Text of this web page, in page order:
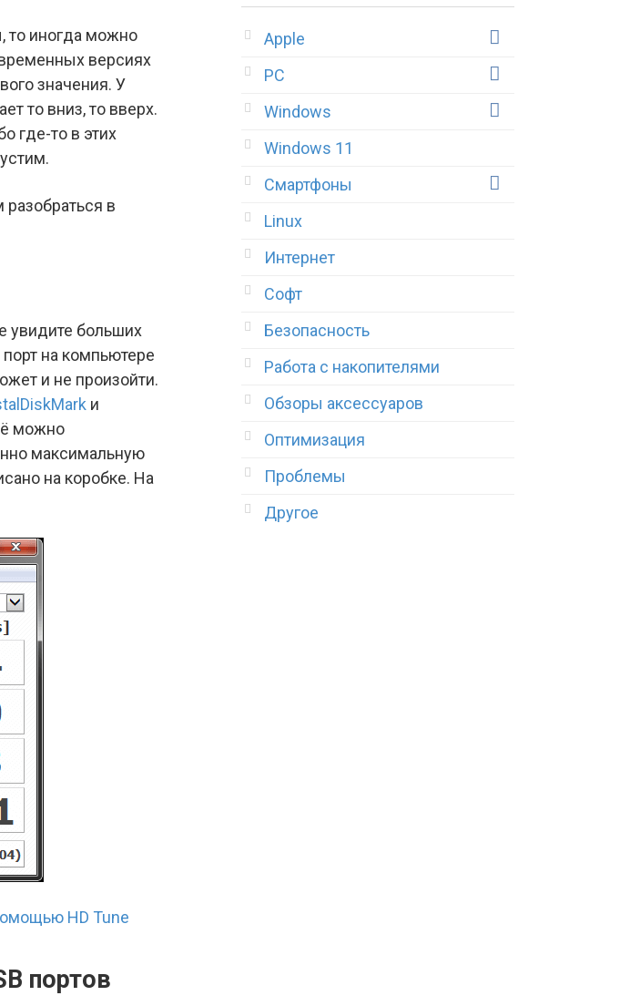
то иногда можно
версиях
значения. У
то вниз, то вверх.
где-то в этих
в
увидите больших
на компьютере
и не произойти.
и
можно
максимальную
на коробке. На
HD Tune
портов
Apple
PC
Windows
Windows 11
Смартфоны
Linux
Интернет
Софт
Безопасность
Работа с накопителями
Обзоры аксессуаров
Оптимизация
Проблемы
Другое